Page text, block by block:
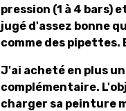
pression (1 à 4 bars)
jugé d'assez bonne
comme des pipettes.
J'ai acheté en plus
complémentaire.
charger sa peinture